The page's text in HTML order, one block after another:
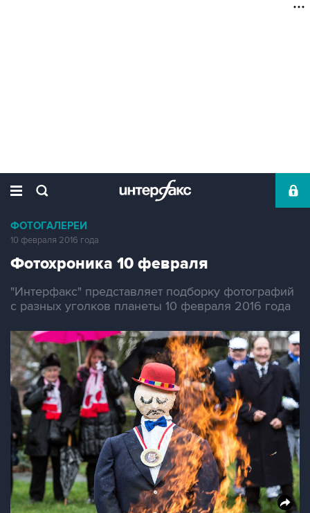
ФОТОГАЛЕРЕИ
10 февраля 2016 года
Фотохроника 10 февраля
"Интерфакс" представляет подборку фотографий
с разных уголков планеты 10 февраля 2016 года